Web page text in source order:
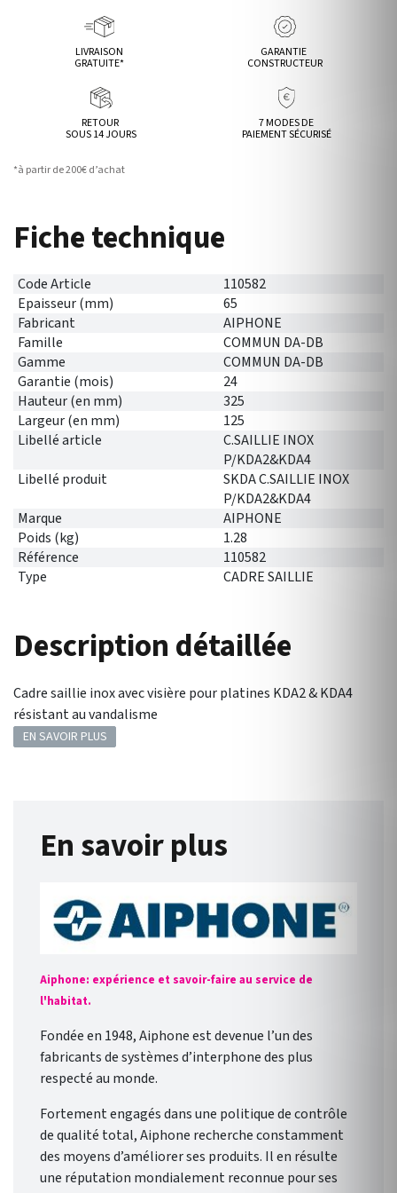
LIVRAISON
GRATUITE*
GARANTIE
CONSTRUCTEUR
RETOUR
SOUS 14 JOURS
7 MODES DE
PAIEMENT SÉCURISÉ
*à partir de 200€ d’achat
Fiche technique
Code Article
110582
Epaisseur (mm)
65
Fabricant
AIPHONE
Famille
COMMUN DA-DB
Gamme
COMMUN DA-DB
Garantie (mois)
24
Hauteur (en mm)
325
Largeur (en mm)
125
Libellé article
C.SAILLIE INOX
P/KDA2&KDA4
Libellé produit
SKDA C.SAILLIE INOX
P/KDA2&KDA4
Marque
AIPHONE
Poids (kg)
1.28
Référence
110582
Type
CADRE SAILLIE
Description détaillée
Cadre saillie inox avec visière pour platines KDA2 & KDA4
résistant au vandalisme
EN SAVOIR PLUS
En savoir plus
Aiphone: expérience et savoir-faire au service de
l'habitat.
Fondée en 1948, Aiphone est devenue l’un des
fabricants de systèmes d’interphone des plus
respecté au monde.
Fortement engagés dans une politique de contrôle
de qualité total, Aiphone recherche constamment
des moyens d’améliorer ses produits. Il en résulte
une réputation mondialement reconnue pour ses